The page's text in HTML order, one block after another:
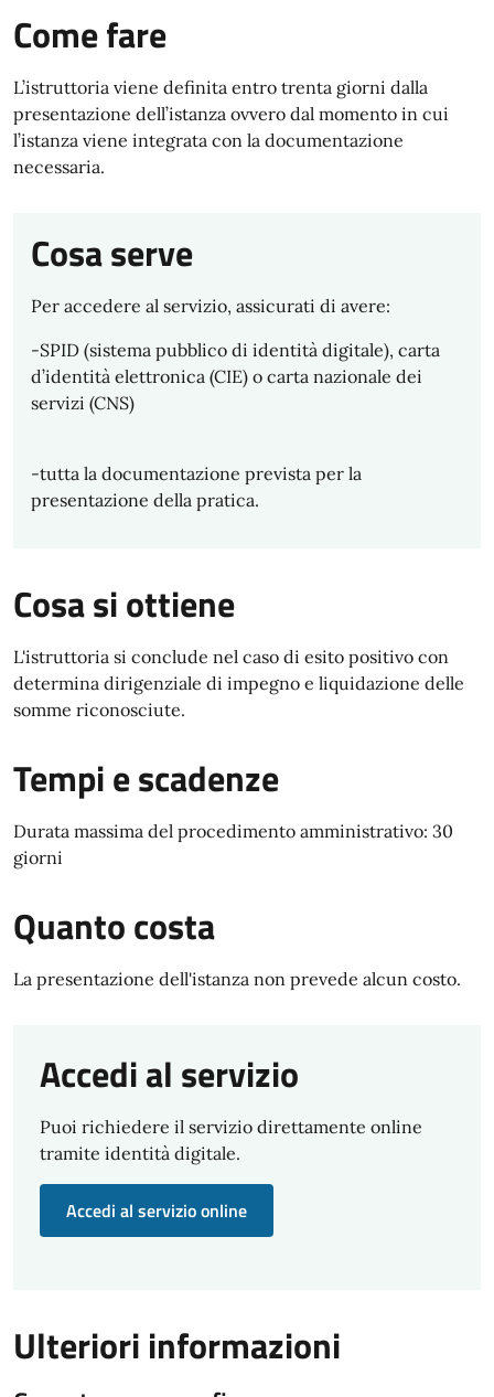
Come fare
L’istruttoria viene definita entro trenta giorni dalla
presentazione dell’istanza ovvero dal momento in cui
l’istanza viene integrata con la documentazione
necessaria.
Cosa serve
Per accedere al servizio, assicurati di avere:
-SPID (sistema pubblico di identità digitale), carta
d’identità elettronica (CIE) o carta nazionale dei
servizi (CNS)
-tutta la documentazione prevista per la
presentazione della pratica.
Cosa si ottiene
L'istruttoria si conclude nel caso di esito positivo con
determina dirigenziale di impegno e liquidazione delle
somme riconosciute.
Tempi e scadenze
Durata massima del procedimento amministrativo: 30
giorni
Quanto costa
La presentazione dell'istanza non prevede alcun costo.
Accedi al servizio
Puoi richiedere il servizio direttamente online
tramite identità digitale.
Accedi al servizio online
Ulteriori informazioni